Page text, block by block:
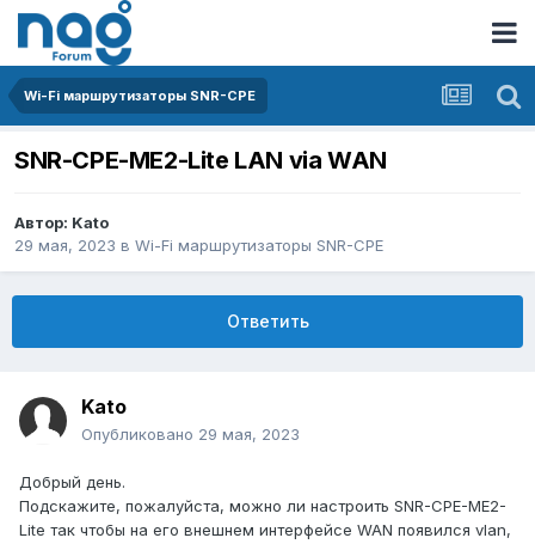
Wi-Fi маршрутизаторы SNR-CPE
SNR-CPE-ME2-Lite LAN via WAN
Автор: Kato
29 мая, 2023 в Wi-Fi маршрутизаторы SNR-CPE
Ответить
Kato
Опубликовано 29 мая, 2023
Добрый день.
Подскажите, пожалуйста, можно ли настроить SNR-CPE-ME2-
Lite так чтобы на его внешнем интерфейсе WAN появился vlan,